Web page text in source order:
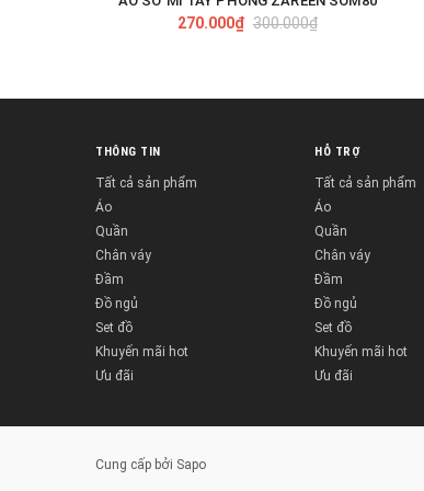
TÙY CHỌN
270.000₫ 300.000₫
THÔNG TIN
Tất cả sản phẩm
Áo
Quần
Chân váy
Đầm
Đồ ngủ
Set đồ
Khuyến mãi hot
Ưu đãi
HỖ TRỢ
Tất cả sản phẩm
Áo
Quần
Chân váy
Đầm
Đồ ngủ
Set đồ
Khuyến mãi hot
Ưu đãi
Cung cấp bởi Sapo